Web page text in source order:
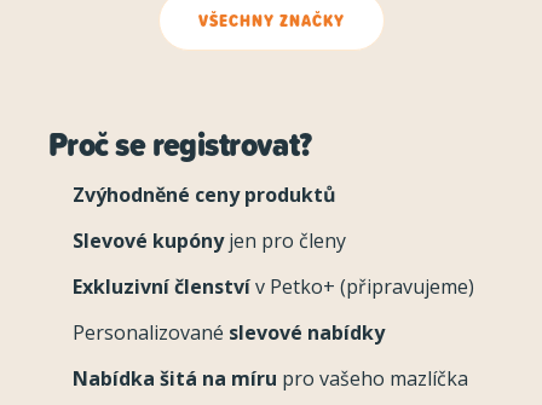
VŠECHNY ZNAČKY
Proč se registrovat?
Zvýhodněné ceny produktů
Slevové kupónyjen pro členy
Exkluzivní členstvív Petko+ (připravujeme)
Personalizované slevové nabídky
Nabídka šitá na míru pro vašeho mazlíčka